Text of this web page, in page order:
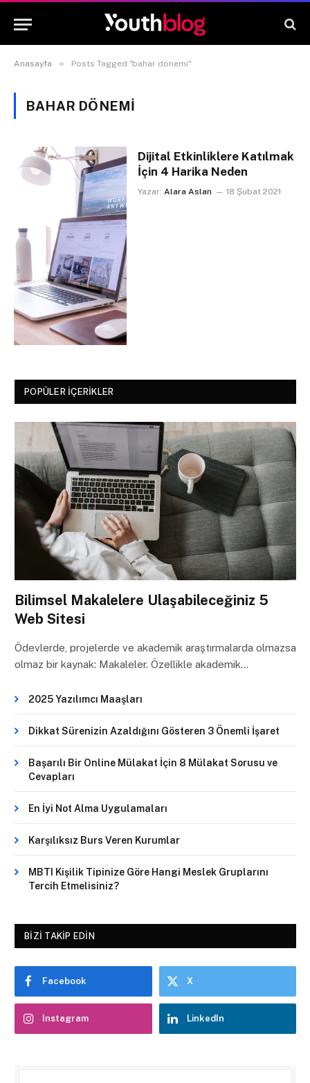
Anasayfa » Posts Tagged "bahar dönemi"
BAHAR DÖNEMI
Dijital Etkinliklere Katılmak
İçin 4 Harika Neden
Yazar: Alara Aslan 18 Şubat 2021
POPÜLER İÇERIKLER
Bilimsel Makalelere Ulaşabileceğiniz 5
Web Sitesi
Ödevlerde, projelerde ve akademik araştırmalarda olmazsa
olmaz bir kaynak: Makaleler. Özellikle akademik…
2025 Yazılımcı Maaşları
Dikkat Sürenizin Azaldığını Gösteren 3 Önemli İşaret
Başarılı Bir Online Mülakat İçin 8 Mülakat Sorusu ve
Cevapları
En İyi Not Alma Uygulamaları
Karşılıksız Burs Veren Kurumlar
MBTI Kişilik Tipinize Göre Hangi Meslek Gruplarını
Tercih Etmelisiniz?
BIZI TAKIP EDIN
Facebook X
Instagram LinkedIn